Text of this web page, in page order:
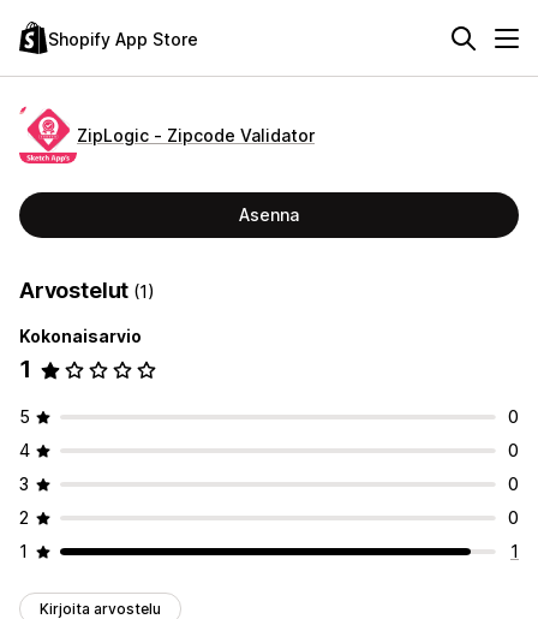
Shopify App Store
ZipLogic ‑ Zipcode Validator
Asenna
Arvostelut (1)
Kokonaisarvio
1
5
0
4
0
3
0
2
0
1
1
Kirjoita arvostelu